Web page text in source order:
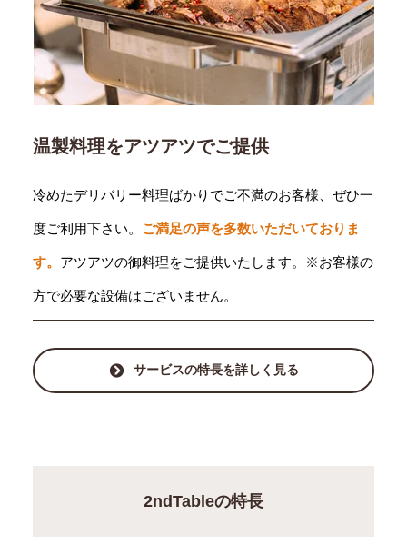
温製料理をアツアツでご提供
冷めたデリバリー料理ばかりでご不満のお客様、ぜひ一
度ご利用下さい。 ご満足の声を多数いただいておりま
す。 アツアツの御料理をご提供いたします。※お客様の
方で必要な設備はございません。
サービスの特長を詳しく見る
2ndTableの特長